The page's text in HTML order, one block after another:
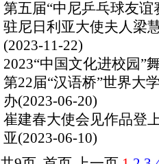
第五届“中尼乒乓球友谊
驻尼日利亚大使夫人梁
(2023-11-22)
2023“中国文化进校园”
第22届“汉语桥”世界大
办(2023-06-20)
崔建春大使会见作品登
亚(2023-06-10)